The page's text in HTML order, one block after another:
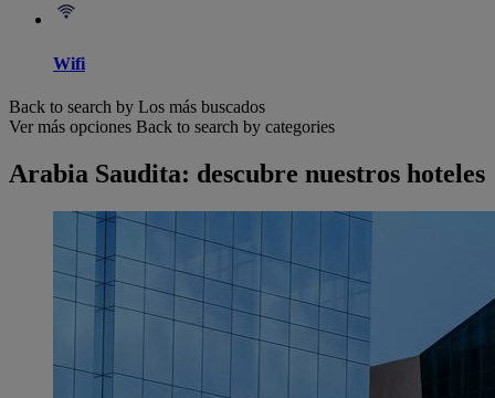
Wifi
Back to search by Los más buscados
Ver más opciones Back to search by categories
Arabia Saudita: descubre nuestros hoteles